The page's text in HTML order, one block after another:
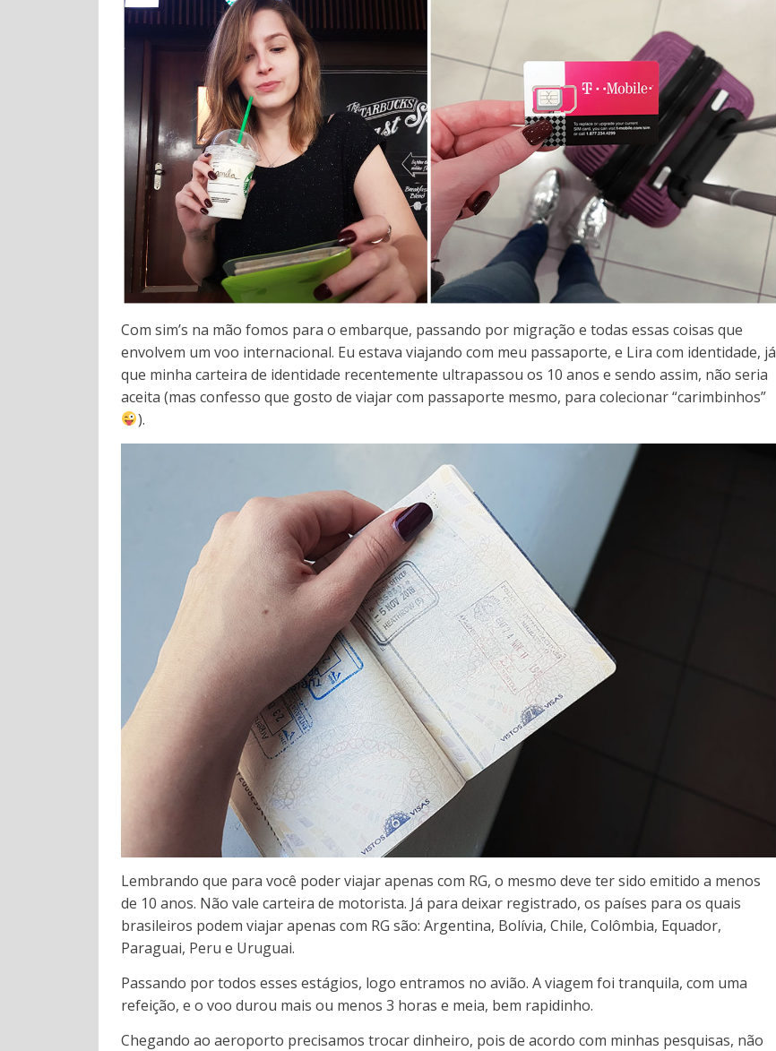
Com sim’s na mão fomos para o embarque, passando por migração e todas essas coisas que
envolvem um voo internacional. Eu estava viajando com meu passaporte, e Lira com identidade, já
que minha carteira de identidade recentemente ultrapassou os 10 anos e sendo assim, não seria
aceita (mas confesso que gosto de viajar com passaporte mesmo, para colecionar “carimbinhos”
).
Lembrando que para você poder viajar apenas com RG, o mesmo deve ter sido emitido a menos
de 10 anos. Não vale carteira de motorista. Já para deixar registrado, os países para os quais
brasileiros podem viajar apenas com RG são: Argentina, Bolívia, Chile, Colômbia, Equador,
Paraguai, Peru e Uruguai.
Passando por todos esses estágios, logo entramos no avião. A viagem foi tranquila, com uma
refeição, e o voo durou mais ou menos 3 horas e meia, bem rapidinho.
Chegando ao aeroporto precisamos trocar dinheiro, pois de acordo com minhas pesquisas, não